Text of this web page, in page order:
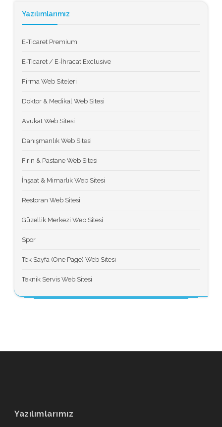
Yazılımlarımız
E-Ticaret Premium
E-Ticaret / E-İhracat Exclusive
Firma Web Siteleri
Doktor & Medikal Web Sitesi
Avukat Web Sitesi
Danışmanlık Web Sitesi
Fırın & Pastane Web Sitesi
İnşaat & Mimarlık Web Sitesi
Restoran Web Sitesi
Güzellik Merkezi Web Sitesi
Spor
Tek Sayfa (One Page) Web Sitesi
Teknik Servis Web Sitesi
Yazılımlarımız